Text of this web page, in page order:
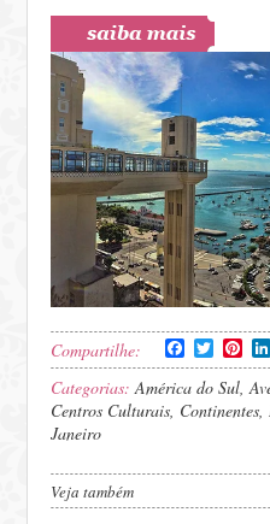
Compartilhe: Facebook
Twitter
Categorias:América do Sul,
Centros Culturais, Continentes,
Janeiro
Veja também